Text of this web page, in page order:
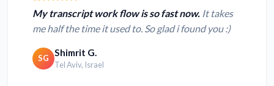
My transcript work flow is so fast now. It takes
me half the time it used to. So glad i found you :)
SG Shimrit G.
Tel Aviv, Israel